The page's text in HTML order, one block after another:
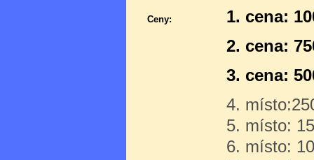
Ceny:
1. cena:
2. cena:
3. cena:
4.
5. místo:
6. místo: